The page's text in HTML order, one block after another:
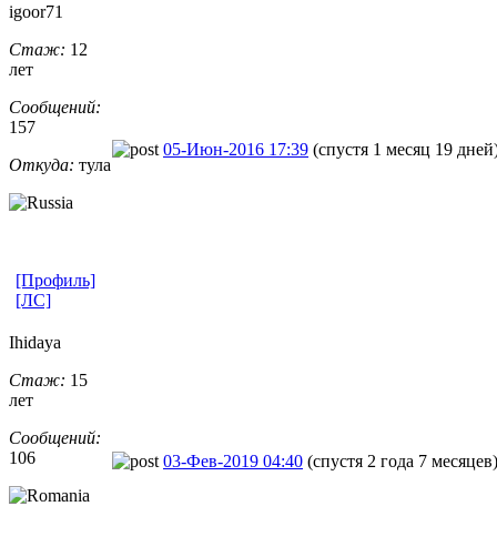
igoor71
Стаж: 12
лет
Сообщений:
157
Откуда: тула
05-Июн-2016 17:39 (спустя 1 месяц 19
[Профиль]
[ЛС]
Ihidaya
Стаж: 15
лет
Сообщений:
106
03-Фев-2019 04:40 (спустя 2 года 7 месяцев)